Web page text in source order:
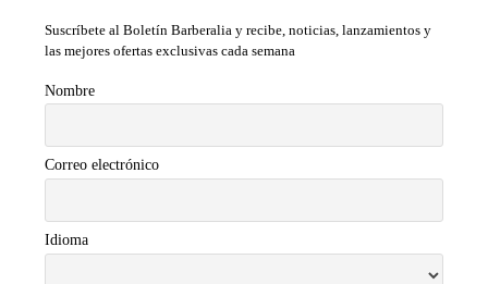
Suscríbete al Boletín Barberalia y recibe, noticias, lanzamientos y
las mejores ofertas exclusivas cada semana
Nombre
Correo electrónico
Idioma